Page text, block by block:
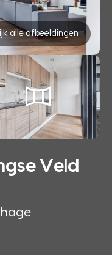
alle afbeeldingen
Veld